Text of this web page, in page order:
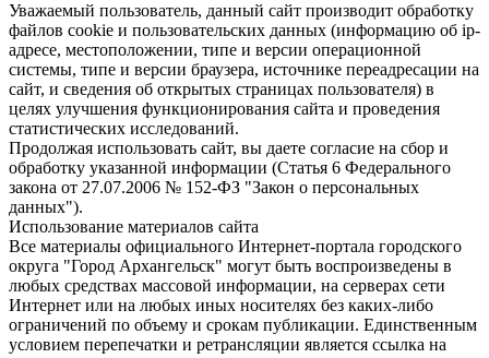
Уважаемый пользователь, данный сайт производит обработку
файлов cookie и пользовательских данных (информацию об ip-
адресе, местоположении, типе и версии операционной
системы, типе и версии браузера, источнике переадресации на
сайт, и сведения об открытых страницах пользователя) в
целях улучшения функционирования сайта и проведения
статистических исследований.
Продолжая использовать сайт, вы даете согласие на сбор и
обработку указанной информации (Статья 6 Федерального
закона от 27.07.2006 № 152-ФЗ "Закон о персональных
данных").
Использование материалов сайта
Все материалы официального Интернет-портала городского
округа "Город Архангельск" могут быть воспроизведены в
любых средствах массовой информации, на серверах сети
Интернет или на любых иных носителях без каких-либо
ограничений по объему и срокам публикации. Единственным
условием перепечатки и ретрансляции является ссылка на